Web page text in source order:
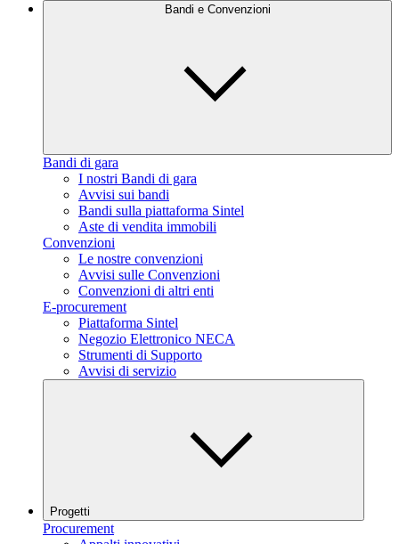
Bandi e Convenzioni
Bandi di gara
I nostri Bandi di gara
Avvisi sui bandi
Bandi sulla piattaforma Sintel
Aste di vendita immobili
Convenzioni
Le nostre convenzioni
Avvisi sulle Convenzioni
Convenzioni di altri enti
E-procurement
Piattaforma Sintel
Negozio Elettronico NECA
Strumenti di Supporto
Avvisi di servizio
Progetti
Procurement